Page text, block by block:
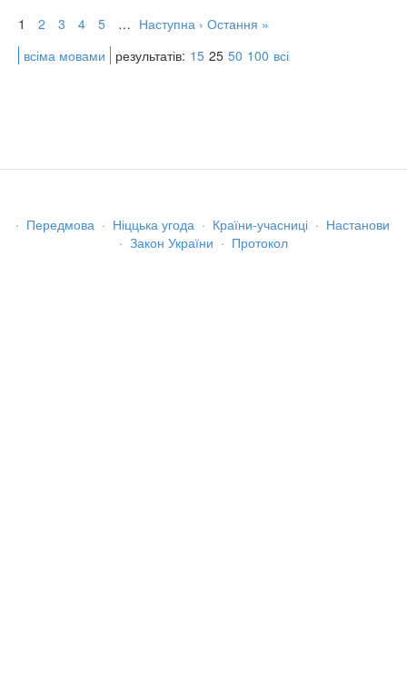
1
2 3 4 5 … Наступна › Остання »
всіма мовами
результатів: 15 25 50 100 всі
· Передмова · Ніццька угода · Країни-учасниці · Настанови
· Закон України · Протокол